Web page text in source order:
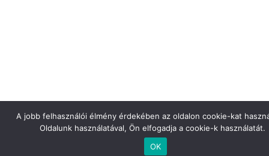
A jobb felhasználói élmény érdekében az oldalon cookie-kat
Oldalunk használatával, Ön elfogadja a cookie-k használatát.
OK